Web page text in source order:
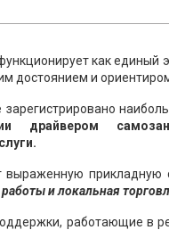
как
достоянием и
драйвером
выраженную прикладную
и локальная
работающие в